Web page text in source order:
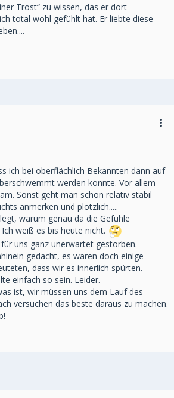
Trost“ zu wissen, das er dort
total wohl gefühlt hat. Er liebte diese
ich bei oberflächlich Bekannten dann auf
werden konnte. Vor allem
Sonst geht man schon relativ stabil
anmerken und plötzlich.....
warum genau da die Gefühle
weiß es bis heute nicht.
uns ganz unerwartet gestorben.
gedacht, es waren doch einige
dass wir es innerlich spürten.
einfach so sein. Leider.
ist, wir müssen uns dem Lauf des
versuchen das beste daraus zu machen.